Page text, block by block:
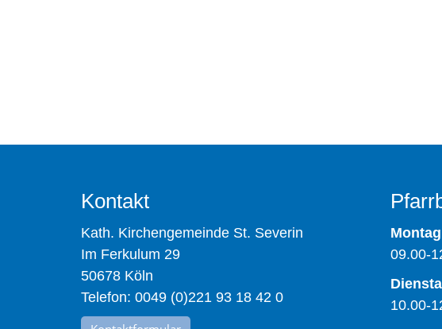
Kontakt
Kath. Kirchengemeinde St. Severin
Im Ferkulum 29
50678 Köln
Telefon: 0049 (0)221 93 18 42 0
Montag
09.00-
10.00-